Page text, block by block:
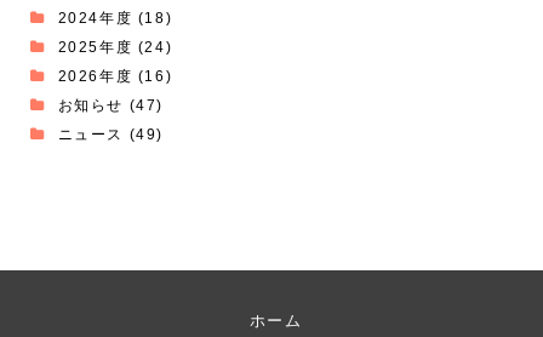
2024年度 (18)
2025年度 (24)
2026年度 (16)
お知らせ (47)
ニュース (49)
ホーム